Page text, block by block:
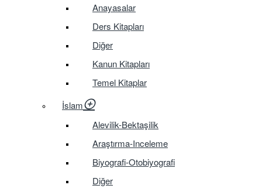
Anayasalar
Ders Kitapları
Diğer
Kanun Kitapları
Temel Kitaplar
İslam
Alevilik-Bektaşilik
Araştırma-Inceleme
Biyografi-Otobiyografi
Diğer